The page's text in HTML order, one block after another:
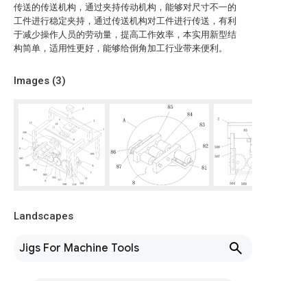
传送的传送机构，通过夹持传动机构，能够对尺寸不一的
工件进行稳定夹持，通过传送机构对工件进行传送，有利
于减少操作人员的劳动量，提高工作效率，本实用新型结
构简单，适用性更好，能够给倒角加工行业带来便利。
Images (3)
Landscapes
Jigs For Machine Tools